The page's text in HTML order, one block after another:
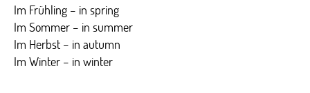
Im Frühling – in spring
Im Sommer – in summer
Im Herbst – in autumn
Im Winter – in winter